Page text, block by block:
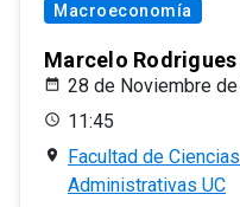
Macroeconomía
Marcelo Rodrigues
28 de Noviembre
11:45
Facultad de
Administrativas UC